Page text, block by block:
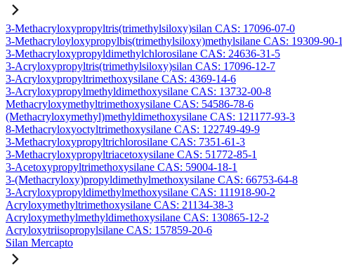
3-Methacryloxypropyltris(trimethylsiloxy)silan CAS: 17096-07-0
3-Methacryloyloxypropylbis(trimethylsiloxy)methylsilane CAS: 19309-90-1
3-Methacryloxypropyldimethylchlorosilane CAS: 24636-31-5
3-Acryloxypropyltris(trimethylsiloxy)silan CAS: 17096-12-7
3-Acryloxypropyltrimethoxysilane CAS: 4369-14-6
3-Acryloxypropylmethyldimethoxysilane CAS: 13732-00-8
Methacryloxymethyltrimethoxysilane CAS: 54586-78-6
(Methacryloxymethyl)methyldimethoxysilane CAS: 121177-93-3
8-Methacryloxyoctyltrimethoxysilane CAS: 122749-49-9
3-Methacryloxypropyltrichlorosilane CAS: 7351-61-3
3-Methacryloxypropyltriacetoxysilane CAS: 51772-85-1
3-Acetoxypropyltrimethoxysilane CAS: 59004-18-1
3-(Methacryloxy)propyldimethylmethoxysilane CAS: 66753-64-8
3-Acryloxypropyldimethylmethoxysilane CAS: 111918-90-2
Acryloxymethyltrimethoxysilane CAS: 21134-38-3
Acryloxymethylmethyldimethoxysilane CAS: 130865-12-2
Acryloxytriisopropylsilane CAS: 157859-20-6
Silan Mercapto